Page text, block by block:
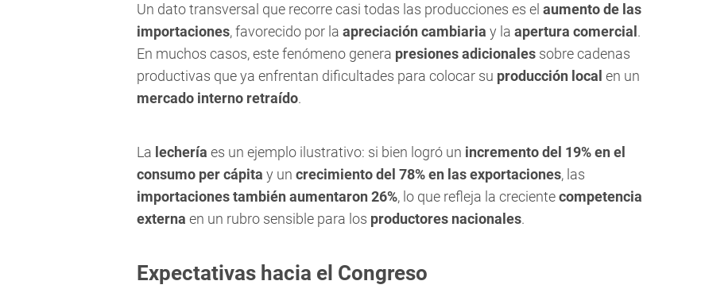
Un dato transversal que recorre casi todas las producciones es el aumento de las
importaciones, favorecido por la apreciación cambiaria y la apertura comercial .
En muchos casos, este fenómeno genera presiones adicionales sobre cadenas
productivas que ya enfrentan dificultades para colocar su producción local en un
mercado interno retraído.
La lechería es un ejemplo ilustrativo: si bien logró un incremento del 19% en el
consumo per cápita y un crecimiento del 78% en las exportaciones, las
importaciones también aumentaron 26%, lo que refleja la crecientecompetencia
externa en un rubro sensible para los productores nacionales.
Expectativas hacia el Congreso